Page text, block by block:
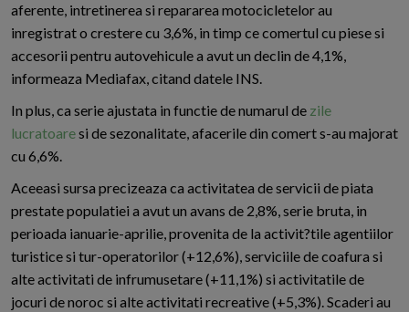
aferente, intretinerea si repararea motocicletelor au
inregistrat o crestere cu 3,6%, in timp ce comertul cu piese si
accesorii pentru autovehicule a avut un declin de 4,1%,
informeaza Mediafax, citand datele INS.
In plus, ca serie ajustata in functie de numarul de zile
lucratoaresi de sezonalitate, afacerile din comert s-au majorat
cu 6,6%.
Aceeasi sursa precizeaza ca activitatea de servicii de piata
prestate populatiei a avut un avans de 2,8%, serie bruta, in
perioada ianuarie-aprilie, provenita de la activit?tile agentiilor
turistice si tur-operatorilor (+12,6%), serviciile de coafura si
alte activitati de infrumusetare (+11,1%) si activitatile de
jocuri de noroc si alte activitati recreative (+5,3%). Scaderi au